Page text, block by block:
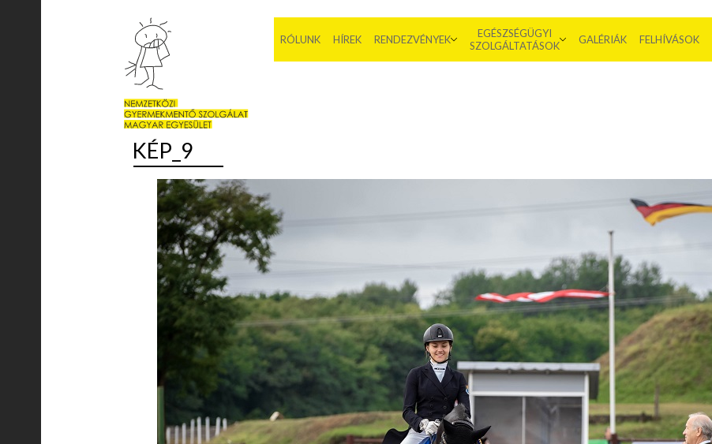
RÓLUNK HÍREK RENDEZVÉNYEK
EGÉSZSÉGÜGYI
SZOLGÁLTATÁSOK
GALÉRIÁK FELHÍVÁSOK
KÉP_9